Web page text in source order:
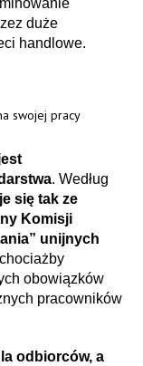
duże
handlowe.
swojej pracy
. Według
się tak ze
Komisji
unijnych
obowiązków
pracowników
odbiorców, a